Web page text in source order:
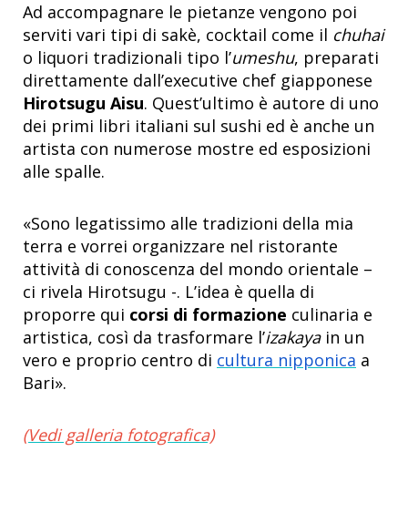
Ad accompagnare le pietanze vengono poi
serviti vari tipi di sakè, cocktail come il chuhai
o liquori tradizionali tipo l’umeshu, preparati
direttamente dall’executive chef giapponese
Hirotsugu Aisu. Quest’ultimo è autore di uno
dei primi libri italiani sul sushi ed è anche un
artista con numerose mostre ed esposizioni
alle spalle.
«Sono legatissimo alle tradizioni della mia
terra e vorrei organizzare nel ristorante
attività di conoscenza del mondo orientale –
ci rivela Hirotsugu -. L’idea è quella di
proporre qui corsi di formazione culinaria e
artistica, così da trasformare l’izakayain un
vero e proprio centro di cultura nipponica a
Bari».
(Vedi galleria fotografica)